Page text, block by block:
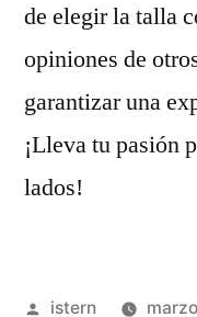
de elegir la talla
opiniones de
garantizar una
¡Lleva tu pasión
lados!
Publicado
istern